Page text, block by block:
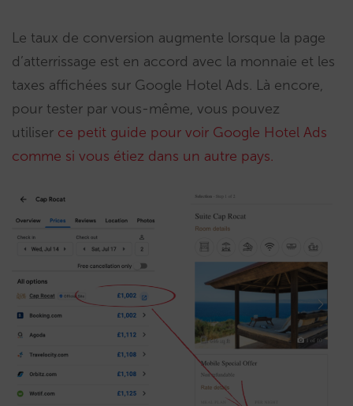
Le taux de conversion augmente lorsque la page
d’atterrissage est en accord avec la monnaie et les
taxes affichées sur Google Hotel Ads. Là encore,
pour tester par vous-même, vous pouvez
utiliser ce petit guide pour voir Google Hotel Ads
comme si vous étiez dans un autre pays.